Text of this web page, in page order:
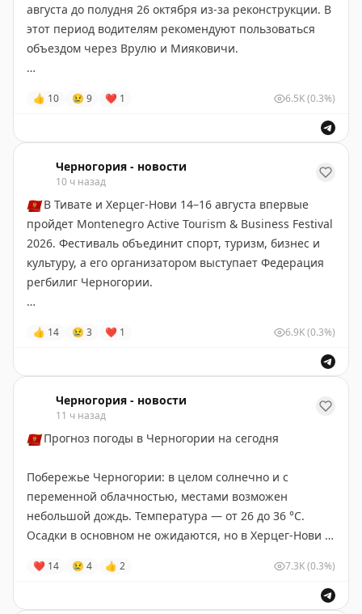
августа до полудня 26 октября из-за реконструкции. В
этот период водителям рекомендуют пользоваться
объездом через Врулю и Мияковичи.
👍 10 😢 9 ❤ 1 6.5K(0.3%)
Черногория - новости
10 ч назад
🇲🇪В Тивате и Херцег-Нови 14–16 августа впервые
пройдет Montenegro Active Tourism & Business Festival
2026. Фестиваль объединит спорт, туризм, бизнес и
культуру, а его организатором выступает Федерация
регбилиг Черногории.
спортивные мероприятия и международный матч по
Черногория-Новости
👍 14 😢 3 ❤ 1 6.9K(0.3%)
Черногория - новости
11 ч назад
🇲🇪Прогноз погоды в Черногории на сегодня
Побережье Черногории: в целом солнечно и с
переменной облачностью, местами возможен
небольшой дождь. Температура — от 26 до 36 °C.
Осадки в основном не ожидаются, но в Херцег-Нови и
мм. Ветер преимущественно западный и юго-
❤ 14 😢 4 👍 2 7.3K(0.3%)